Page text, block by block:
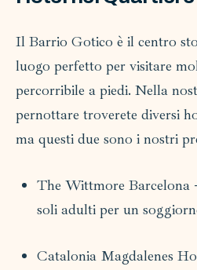
Il Barrio Gotico è il centro
luogo perfetto per visitare
percorribile a piedi. Nella
pernottare troverete diversi
ma questi due sono i nostri
The Wittmore Barcelona
soli adulti per un
Catalonia Magdalenes